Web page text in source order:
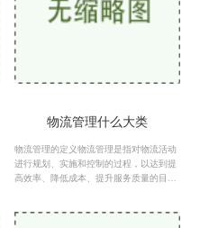
物流管理什么大类
物流管理的定义物流管理是指对物流活动
进行规划、实施和控制的过程，以达到提
高效率、降低成本、提升服务质量的目